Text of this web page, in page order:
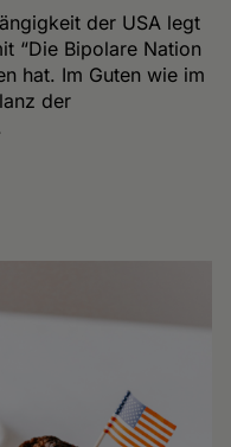
der USA legt
“Die Bipolare Nation
hat. Im Guten wie im
der